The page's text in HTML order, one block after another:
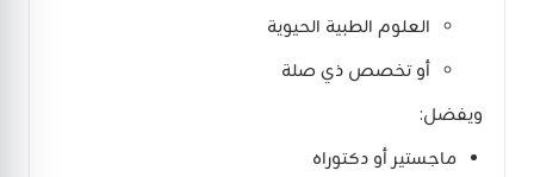
العلوم الطبية الحيوية
أو تخصص ذي صلة
ويفضل:
ماجستير أو دكتوراه